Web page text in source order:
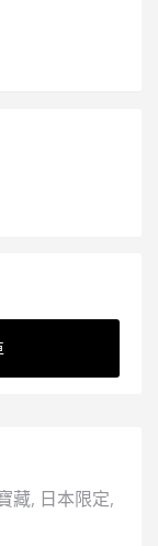
藏, 日本限定,